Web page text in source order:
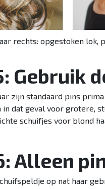
rechts: opgestoken
Gebruik
zijn standaard pins
in dat geval voor grotere,
schuifjes voor blond
Alleen
op nat haar